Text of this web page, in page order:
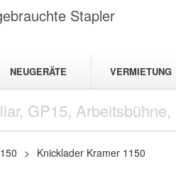
Stapler
NEUGERÄTE VERMIETUNG
Knicklader Kramer 1150